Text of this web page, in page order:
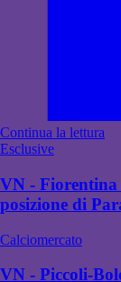
Continua la lettura
Esclusive
VN -
posizione di
Calciomercato
VN - Piccoli-